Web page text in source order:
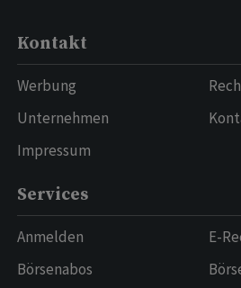
Kontakt
Werbung
Unternehmen
Impressum
Services
Anmelden
Börsenabos
E-